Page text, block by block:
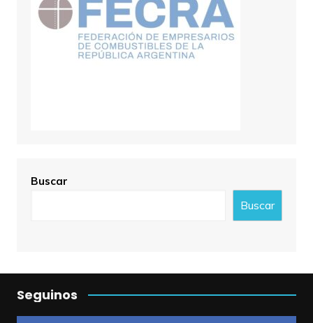
Buscar
Buscar
Seguinos